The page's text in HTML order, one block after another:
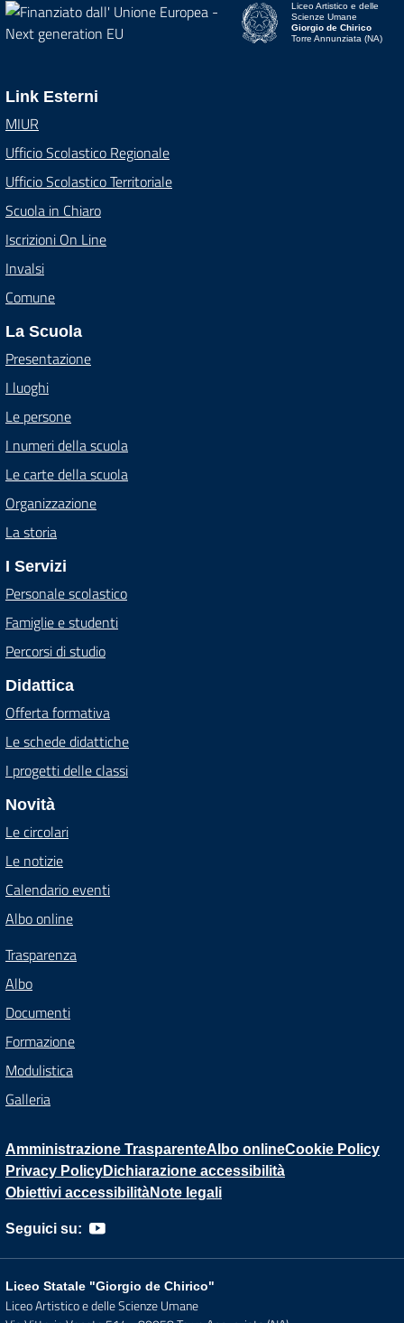
Liceo Artistico e delle
Scienze Umane
Giorgio de Chirico
Torre Annunziata (NA)
Link Esterni
MIUR
Ufficio Scolastico Regionale
Ufficio Scolastico Territoriale
Scuola in Chiaro
Iscrizioni On Line
Invalsi
Comune
La Scuola
Presentazione
I luoghi
Le persone
I numeri della scuola
Le carte della scuola
Organizzazione
La storia
I Servizi
Personale scolastico
Famiglie e studenti
Percorsi di studio
Didattica
Offerta formativa
Le schede didattiche
I progetti delle classi
Novità
Le circolari
Le notizie
Calendario eventi
Albo online
Trasparenza
Albo
Documenti
Formazione
Modulistica
Galleria
Amministrazione TrasparenteAlbo onlineCookie Policy
Privacy PolicyDichiarazione accessibilità
Obiettivi accessibilitàNote legali
Seguici su:
Liceo Statale "Giorgio de Chirico"
Liceo Artistico e delle Scienze Umane